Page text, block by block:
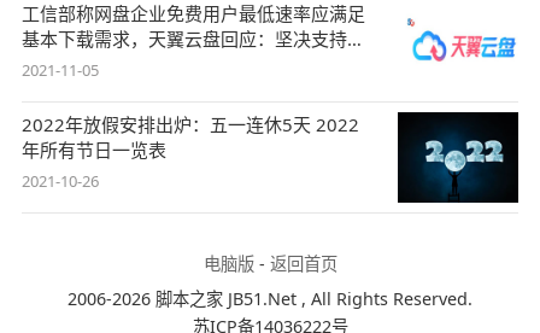
工信部称网盘企业免费用户最低速率应满足
基本下载需求，天翼云盘回应：坚决支持，
始终
2021-11-05
2022年放假安排出炉：五一连休5天 2022
年所有节日一览表
2021-10-26
电脑版- 返回首页
2006-2026 脚本之家 JB51.Net , All Rights Reserved.
苏ICP备14036222号